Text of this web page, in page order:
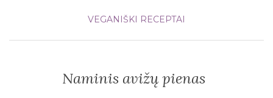
VEGANIŠKI RECEPTAI
Naminis avižų pienas